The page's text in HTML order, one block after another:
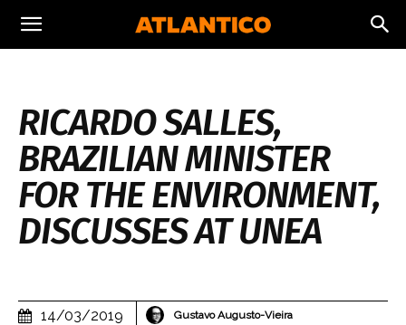
RICARDO SALLES,
BRAZILIAN MINISTER
FOR THE ENVIRONMENT,
DISCUSSES AT UNEA
14/03/2019 Gustavo Augusto-Vieira